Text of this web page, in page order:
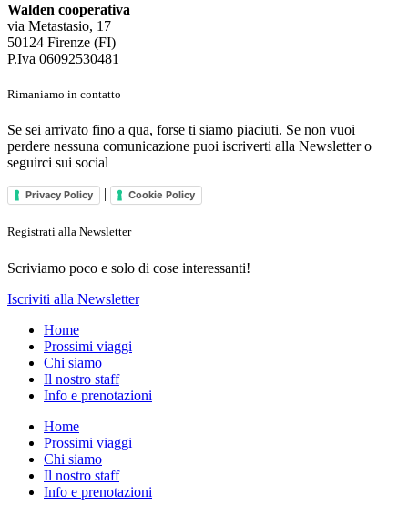
Walden cooperativa
via Metastasio, 17
50124 Firenze (FI)
P.Iva 06092530481
Rimaniamo in contatto
Se sei arrivato fino a qua, forse ti siamo piaciuti. Se non vuoi
perdere nessuna comunicazione puoi iscriverti alla Newsletter o
seguirci sui social
Privacy Policy | Cookie Policy
Registrati alla Newsletter
Scriviamo poco e solo di cose interessanti!
Iscriviti alla Newsletter
Home
Prossimi viaggi
Chi siamo
Il nostro staff
Info e prenotazioni
Home
Prossimi viaggi
Chi siamo
Il nostro staff
Info e prenotazioni